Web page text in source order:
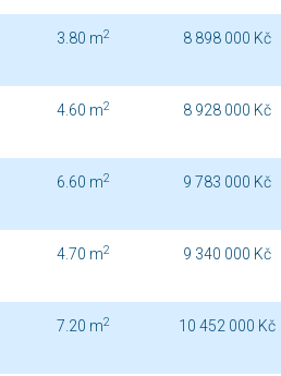
3.80 m2 8 898 000 Kč
4.60 m2 8 928 000 Kč
6.60 m2 9 783 000 Kč
4.70 m2 9 340 000 Kč
7.20 m2 10 452 000 Kč